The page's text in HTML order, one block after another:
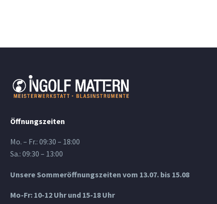
Öffnungszeiten
Mo. – Fr.: 09:30 – 18:00
Sa.: 09:30 – 13:00
Unsere Sommeröffnungszeiten vom 13.07. bis 15.08
Mo-Fr: 10-12 Uhr und 15-18 Uhr